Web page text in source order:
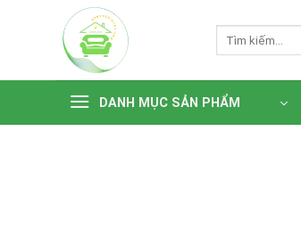
dung
DANH MỤC SẢN PHẨM